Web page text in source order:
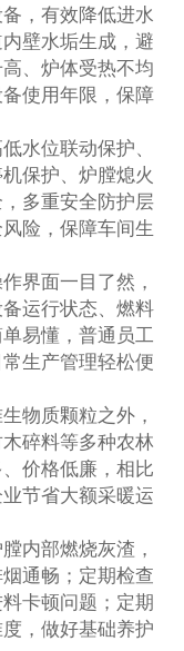
，有效降低进水
壁水垢生成，避
、炉体受热不均
使用年限，保障
水位联动保护、
保护、炉膛熄火
多重安全防护层
险，保障车间生
界面一目了然，
运行状态、燃料
易懂，普通员工
生产管理轻松便
物质颗粒之外，
碎料等多种农林
价格低廉，相比
节省大额采暖运
内部燃烧灰渣，
通畅；定期检查
卡顿问题；定期
，做好基础养护